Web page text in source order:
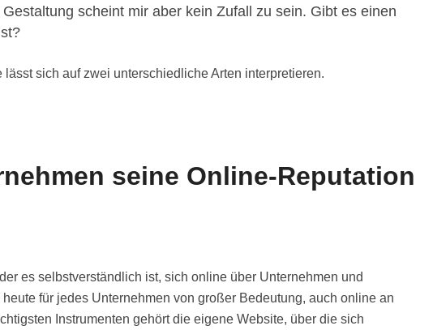
scheint mir aber kein Zufall zu sein. Gibt es einen
sich auf zwei unterschiedliche Arten interpretieren.
seine Online-Reputation
es selbstverständlich ist, sich online über Unternehmen und
für jedes Unternehmen von großer Bedeutung, auch online an
Instrumenten gehört die eigene Website, über die sich